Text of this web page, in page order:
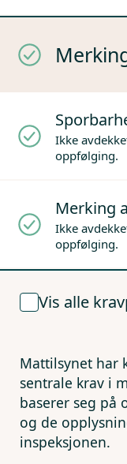
Ikke
oppfølging.
Merking
Ikke
oppfølging.
Vis alle
Mattilsynet har
sentrale krav i
baserer seg på
og de
inspeksjonen.